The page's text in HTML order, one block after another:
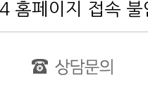
홈페이지 접속 불
송 지연 안내